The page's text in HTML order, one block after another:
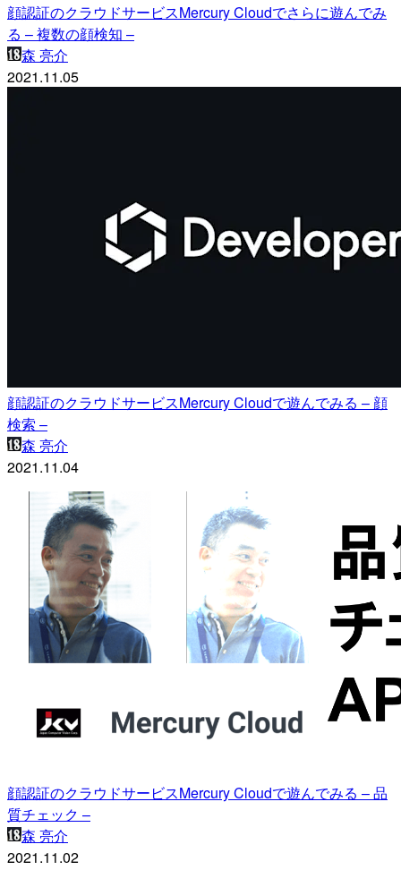
顔認証のクラウドサービスMercury Cloudでさらに遊んでみ
る – 複数の顔検知 –
森 亮介
2021.11.05
顔認証のクラウドサービスMercury Cloudで遊んでみる – 顔
検索 –
森 亮介
2021.11.04
顔認証のクラウドサービスMercury Cloudで遊んでみる – 品
質チェック –
森 亮介
2021.11.02